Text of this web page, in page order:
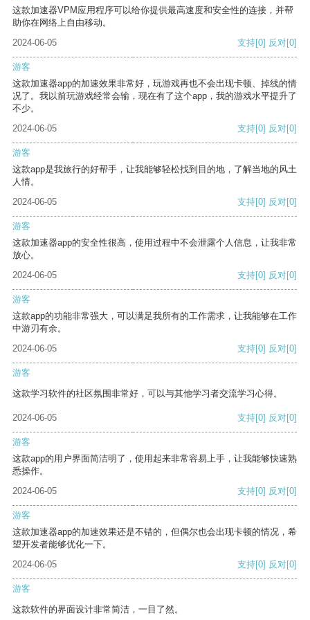
这款加速器VPM应用程序可以给你提供最高速度和安全性的连接，并帮
助你在网络上自由移动。
2024-06-05
支持[0] 反对[0]
游客
这款加速器app的加速效果非常好，玩游戏再也不会出现卡顿、掉线的情
况了。我以前玩游戏经常会输，现在有了这个app，我的游戏水平提升了
不少。
2024-06-05
支持[0] 反对[0]
游客
这款app是我旅行的好帮手，让我能够轻松找到目的地，了解当地的风土
人情。
2024-06-05
支持[0] 反对[0]
游客
这款加速器app的安全性很高，使用过程中不会泄露个人信息，让我非常
放心。
2024-06-05
支持[0] 反对[0]
游客
这款app的功能非常强大，可以满足我所有的工作需求，让我能够在工作
中游刃有余。
2024-06-05
支持[0] 反对[0]
游客
这款学习软件的社区氛围非常好，可以与其他学习者交流学习心得。
2024-06-05 支持[0] 反对[0]
游客
这款app的用户界面简洁明了，使用起来非常容易上手，让我能够快速熟
悉操作。
2024-06-05
支持[0] 反对[0]
游客
这款加速器app的加速效果还是不错的，但偶尔也会出现卡顿的情况，希
望开发者能够优化一下。
2024-06-05
支持[0] 反对[0]
游客
这款软件的界面设计非常简洁，一目了然。